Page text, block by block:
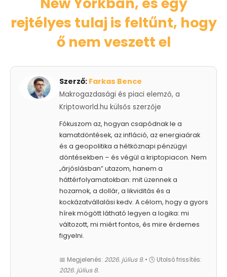
rejtélyes tulaj is feltűnt, hogy
ő nem veszett el
Szerző: Farkas Bence
Makrogazdasági és piaci elemző, a
Kriptoworld.hu külsős szerzője
Fókuszom az, hogyan csapódnak le a
kamatdöntések, az infláció, az energiaárak
és a geopolitika a hétköznapi pénzügyi
döntésekben – és végül a kriptopiacon. Nem
„árjóslásban” utazom, hanem a
háttérfolyamatokban: mit üzennek a
hozamok, a dollár, a likviditás és a
kockázatvállalási kedv. A célom, hogy a gyors
hírek mögött látható legyen a logika: mi
változott, mi miért fontos, és mire érdemes
figyelni.
📅 Megjelenés: 2026. július 9. • 🕓 Utolsó frissítés:
2026. július 8.